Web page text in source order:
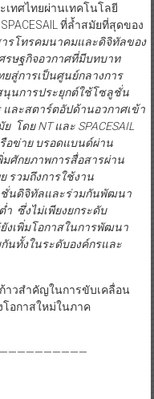
ทศไทยผ่านเทคโนโลยี
ที่ล้ำสมัยที่สุดของ
รโทรคมนาคมและดิจิทัลของ
รษฐกิจอวกาศที่มีบทบาท
สู่การเป็นศูนย์กลางการ
นุนการประยุกต์ใช้โซลูชั่น
และสตาร์ตอัปด้านอวกาศเข้า
ดย NT และ SPACESAIL
อข่าย บรอดแบนด์ผ่าน
มศักยภาพการสื่อสารผ่าน
รวมถึงการใช้งาน
นดิจิทัลและร่วมกันพัฒนา
ำ ซึ่งไม่เพียงยกระดับ
งเพิ่มโอกาสในการพัฒนา
นทั้งในระดับองค์กรและ
วสำคัญในการขับเคลื่อน
โอกาสใหม่ในภาค